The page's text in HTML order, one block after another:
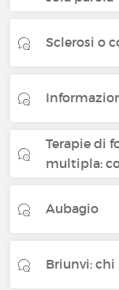
Sclerosi o
Terapie di
multipla:
Aubagio
Briunvi: chi